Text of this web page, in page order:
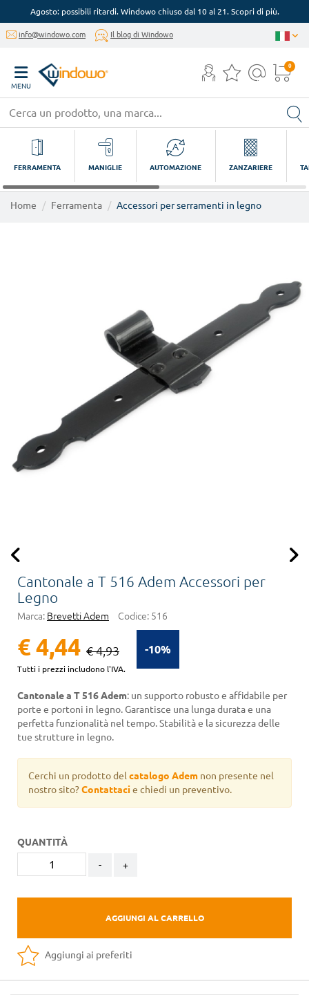
Agosto: possibili ritardi. Windowo chiuso dal 10 al 21. Scopri di più.
info@windowo.com Il blog di Windowo
MENU
0
FERRAMENTA MANIGLIE AUTOMAZIONE ZANZARIERE
Home Ferramenta Accessori per serramenti in legno
Cantonale a T 516 Adem Accessori per
Legno
Marca: Brevetti Adem Codice: 516
-10%
€ 4,44 € 4,93
Tutti i prezzi includono l'IVA.
Cantonale a T 516 Adem: un supporto robusto e affidabile per
porte e portoni in legno. Garantisce una lunga durata e una
perfetta funzionalità nel tempo. Stabilità e la sicurezza delle
tue strutture in legno.
Cerchi un prodotto del catalogo Adem non presente nel
nostro sito?Contattacie chiedi un preventivo.
QUANTITÀ
- +
AGGIUNGI AL CARRELLO
Aggiungi ai preferiti